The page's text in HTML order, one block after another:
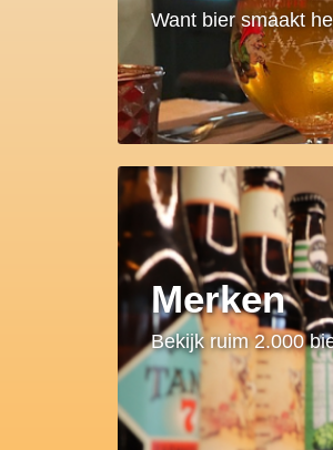
Want bier smaakt
Merken
Bekijk ruim 2.000